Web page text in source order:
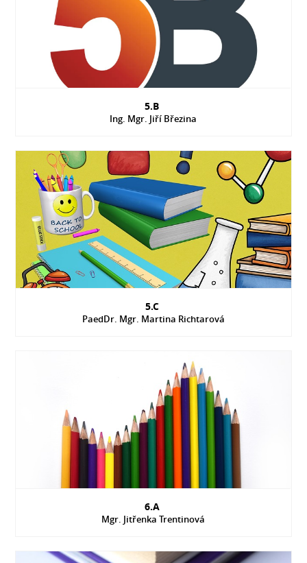
5.B
Ing. Mgr. Jiří Březina
5.C
PaedDr. Mgr. Martina Richtarová
6.A
Mgr. Jitřenka Trentinová